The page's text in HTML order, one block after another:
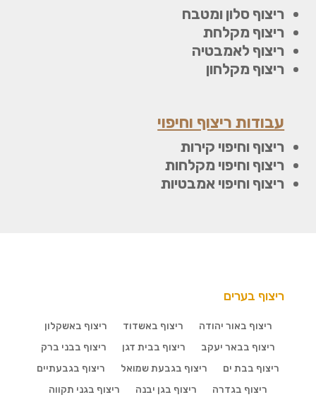
ריצוף סלון ומטבח
ריצוף מקלחת
ריצוף לאמבטיה
ריצוף מקלחון
עבודות ריצוף וחיפוי
ריצוף וחיפוי קירות
ריצוף וחיפוי מקלחות
ריצוף וחיפוי אמבטיות
ריצוף בערים
ריצוף באור יהודה ריצוף באשדוד
ריצוף באשקלון
ריצוף בבאר יעקב
ריצוף בבית דגן
ריצוף בבני ברק
ריצוף בבת ים
ריצוף בגבעת שמואל
ריצוף בגבעתיים
ריצוף בגדרה
ריצוף בגן יבנה
ריצוף בגני תקווה